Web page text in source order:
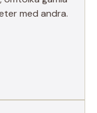
med andra.